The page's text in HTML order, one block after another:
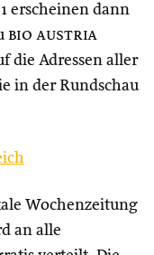
erscheinen dann
bio austria
die Adressen aller
in der Rundschau
Wochenzeitung
an alle